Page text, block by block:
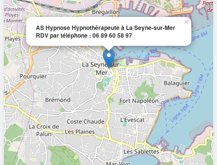
AS Hypnose Hypnothérapeute à La Seyne-sur-Mer
RDV par téléphone : 06 89 60 58 97
×